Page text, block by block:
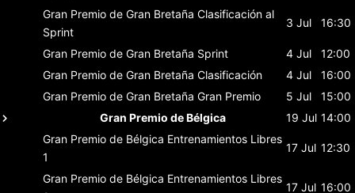
Gran Premio de Gran Bretaña Clasificación al
Sprint
3 Jul 16:30
Gran Premio de Gran Bretaña Sprint 4 Jul
12:00
Gran Premio de Gran Bretaña Clasificación 4 Jul
16:00
Gran Premio de Gran Bretaña Gran Premio 5 Jul
15:00
Gran Premio de Bélgica
19 Jul 14:00
Gran Premio de Bélgica Entrenamientos Libres
1
17 Jul 12:30
Gran Premio de Bélgica Entrenamientos Libres
17 Jul 16:00